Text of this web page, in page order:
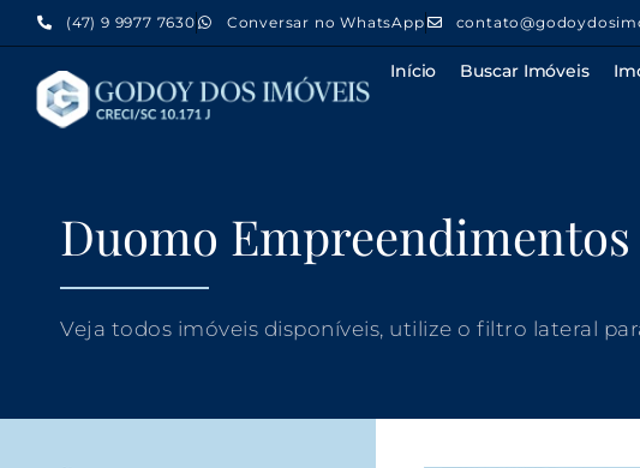
(47) 9 9977 7630 Conversar no WhatsApp
Início Buscar Imóveis
Duomo Empreendimentos
Veja todos imóveis disponíveis, utilize o filtro lateral